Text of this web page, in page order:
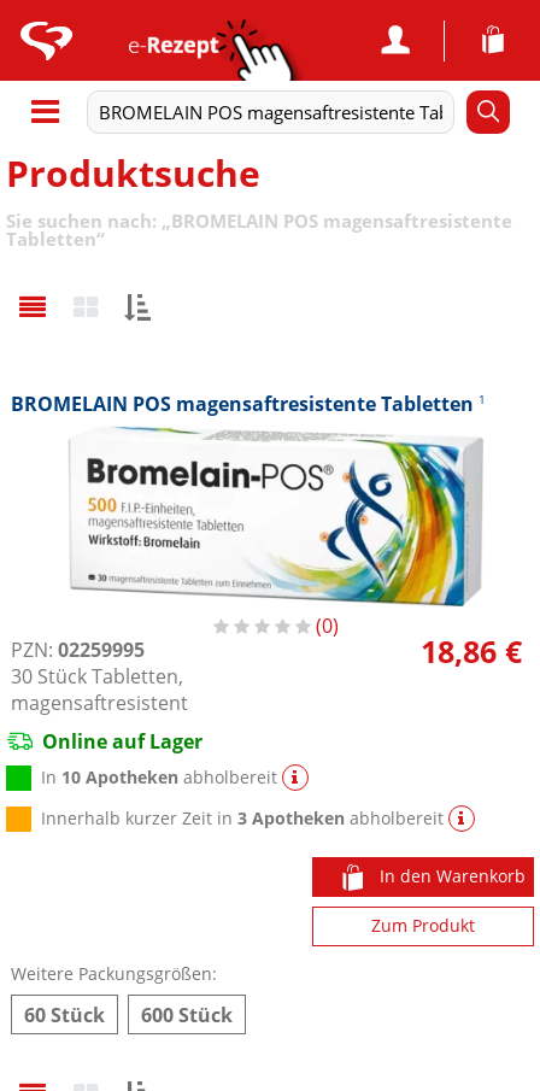
Produktsuche
Sie suchen nach: „BROMELAIN POS magensaftresistente
Tabletten“
BROMELAIN POS magensaftresistente Tabletten 1
0
PZN: 02259995
30 Stück Tabletten,
magensaftresistent
18,86 €
Online auf Lager
In 10 Apotheken abholbereit
Innerhalb kurzer Zeit in3 Apotheken abholbereit
In den Warenkorb
Zum Produkt
Weitere Packungsgrößen:
60 Stück 600 Stück